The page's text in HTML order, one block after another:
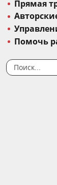
Прямая
Помочь